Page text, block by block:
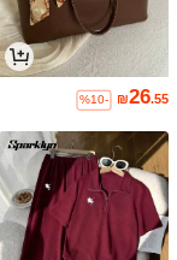
₪26.55
%10-